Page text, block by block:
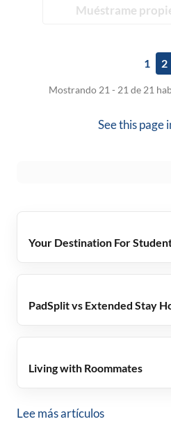
Muéstrame
1 2
Mostrando 21 - 21 de 21
See this page
Your Destination For
PadSplit vs Extended Stay
Living with Roommates
Lee más artículos